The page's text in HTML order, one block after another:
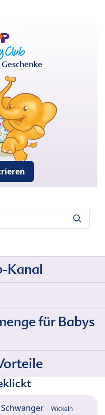
Kanal
für Babys
Schwanger Wickeln